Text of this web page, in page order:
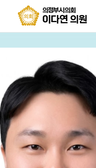
본문으로 바로가기
GNB메뉴 바로가기
의원
의정부시의회
이다연 의원